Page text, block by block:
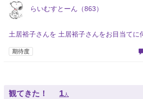
らいむすとーん（863）
土居裕子さんを 土居裕子さんをお目当てに
期待度
観てきた！ 1人